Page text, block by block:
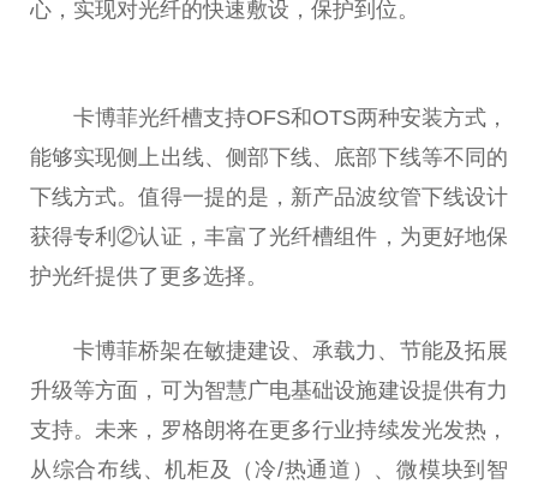
心，实现对光纤的快速敷设，保护到位。
卡博菲光纤槽支持OFS和OTS两种安装方式，
能够实现侧上出线、侧部下线、底部下线等不同的
下线方式。值得一提的是，新产品波纹管下线设计
获得专利②认证，丰富了光纤槽组件，为更好地保
护光纤提供了更多选择。
卡博菲桥架在敏捷建设、承载力、节能及拓展
升级等方面，可为智慧广电基础设施建设提供有力
支持。未来，罗格朗将在更多行业持续发光发热，
从综合布线、机柜及（冷/热通道）、微模块到智